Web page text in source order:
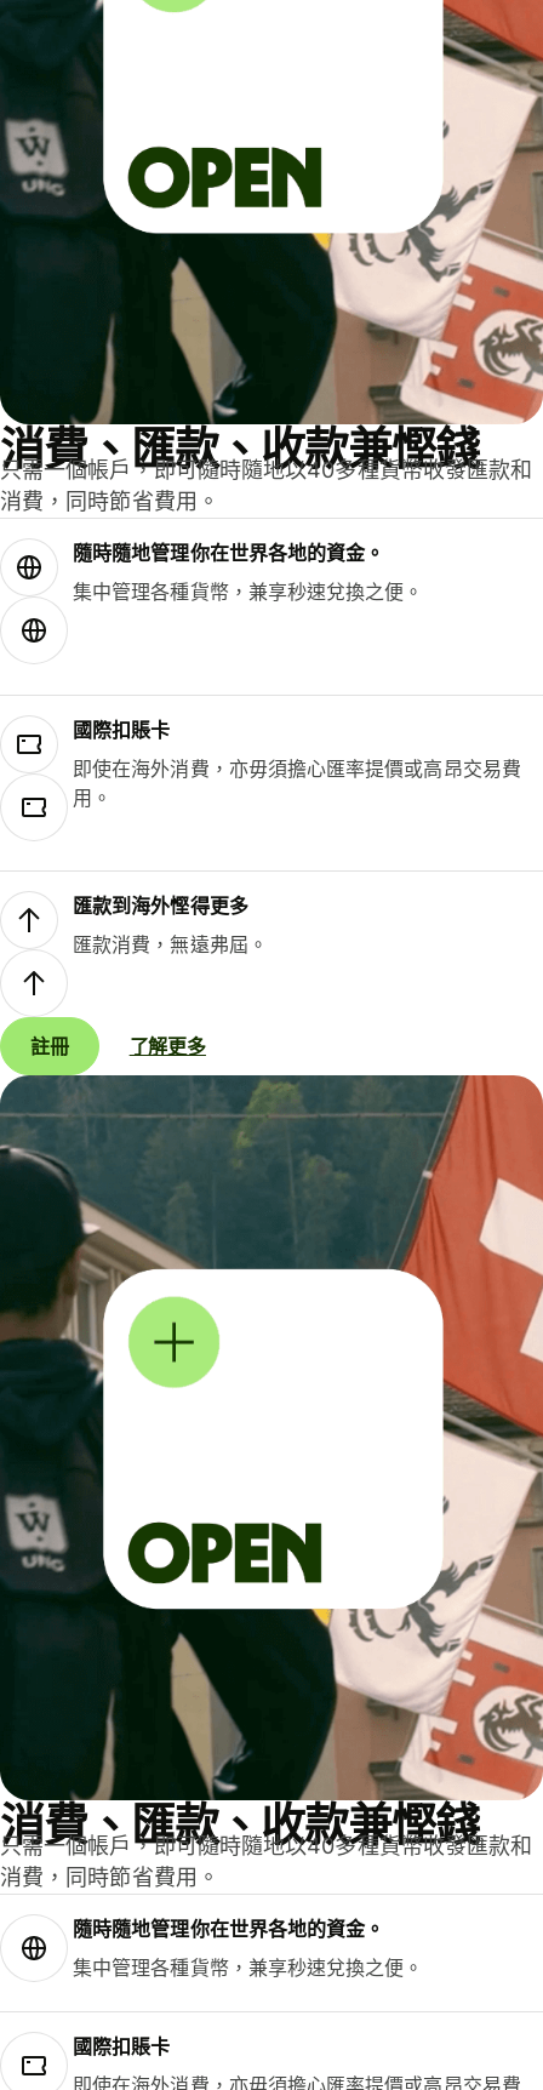
消費、匯款、收款兼慳錢
只需一個帳戶，即可隨時隨地以40多種貨幣收發匯款和
消費，同時節省費用。
隨時隨地管理你在世界各地的資金。
集中管理各種貨幣，兼享秒速兌換之便。
國際扣賬卡
即使在海外消費，亦毋須擔心匯率提價或高昂交易費
用。
匯款到海外慳得更多
匯款消費，無遠弗屆。
註冊 了解更多
消費、匯款、收款兼慳錢
只需一個帳戶，即可隨時隨地以40多種貨幣收發匯款和
消費，同時節省費用。
隨時隨地管理你在世界各地的資金。
集中管理各種貨幣，兼享秒速兌換之便。
國際扣賬卡